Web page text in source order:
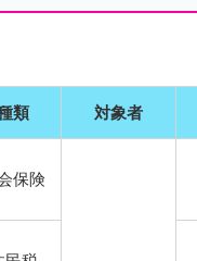
類 対象者
保険